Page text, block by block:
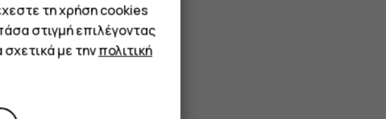
τη χρήση cookies
στιγμή επιλέγοντας
με τηνπολιτική